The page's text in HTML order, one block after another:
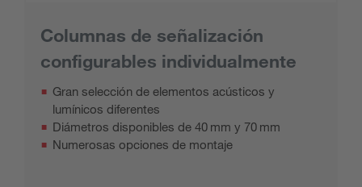
Columnas de señalización
configurables individualmente
Gran selección de elementos acústicos y
lumínicos diferentes
Diámetros disponibles de 40 mm y 70 mm
Numerosas opciones de montaje